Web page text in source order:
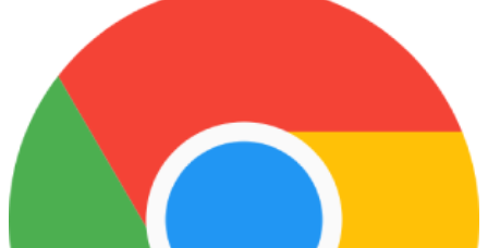
Français